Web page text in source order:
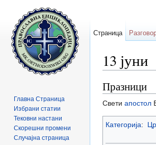
13 јуни
Празници
Свети апостол
Категорија:
Страница
Главна Страница
Избрани статии
Тековни настани
Скорешни промени
Случајна страница